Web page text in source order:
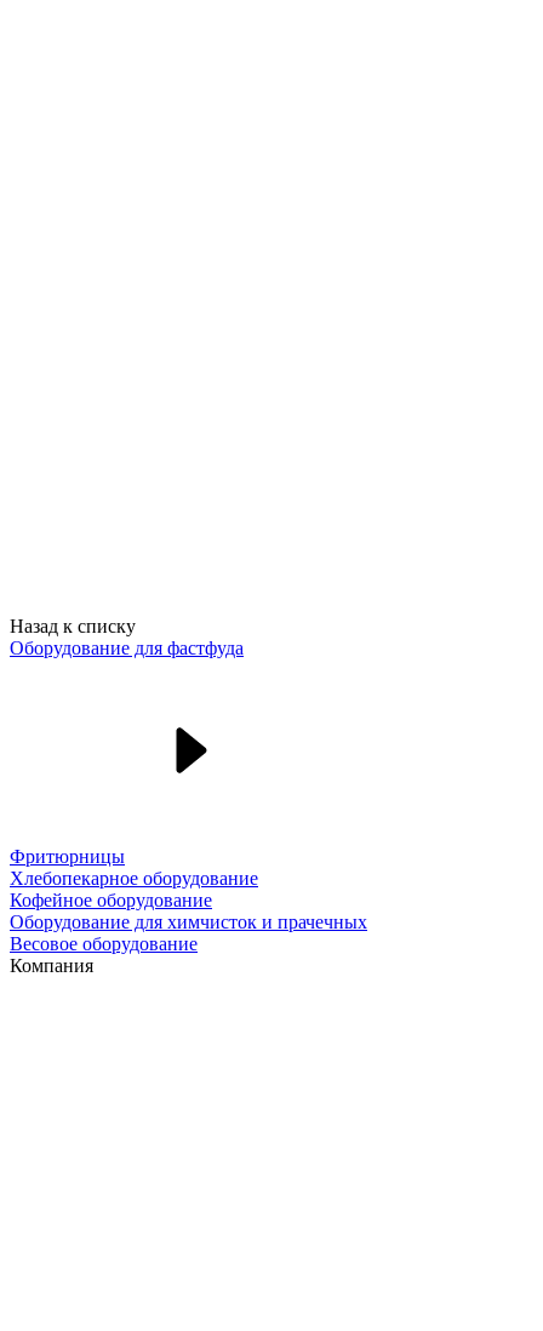
Назад к списку
Оборудование для фастфуда
Фритюрницы
Хлебопекарное оборудование
Кофейное оборудование
Оборудование для химчисток и прачечных
Весовое оборудование
Компания